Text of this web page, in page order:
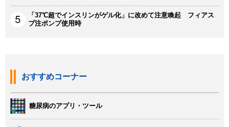
「37℃超でインスリンがゲル化」に改めて注意喚起 フィアス
プ注ポンプ使用時
おすすめコーナー
糖尿病のアプリ・ツール